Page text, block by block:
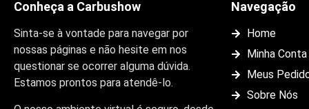
Conheça a Carbushow
Sinta-se à vontade para navegar por
nossas páginas e não hesite em nos
questionar se ocorrer alguma dúvida.
Estamos prontos para atendê-lo.
Navegação
Home
Minha Conta
Meus
Sobre Nós